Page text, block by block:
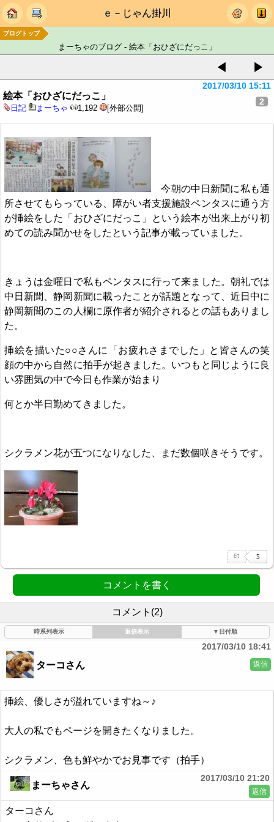
ｅ－じゃん掛川
ブログトップ
まーちゃのブログ - 絵本「おひざにだっこ」
◀ ▶
絵本「おひざにだっこ」
日記 まーちゃ 1,192 [外部公開]
2017/03/10 15:11
2
今朝の中日新聞に私も通
所させてもらっている、障がい者支援施設ペンタスに通う方
が挿絵をした「おひざにだっこ」という絵本が出来上がり初
めての読み聞かせをしたという記事が載っていました。
きょうは金曜日で私もペンタスに行って来ました。朝礼では
中日新聞、静岡新聞に載ったことが話題となって、近日中に
静岡新聞のこの人欄に原作者が紹介されるとの話もありまし
た。
挿絵を描いた○○さんに「お疲れさまでした」と皆さんの笑
顔の中から自然に拍手が起きました。いつもと同じように良
い雰囲気の中で今日も作業が始まり
何とか半日勤めてきました。
シクラメン花が五つになりなした、まだ数個咲きそうです。
コメントを書く
コメント(2)
時系列表示 返信表示 ▼日付順
ターコさん
2017/03/10 18:41
返信
挿絵、優しさが溢れていますね～♪
大人の私でもページを開きたくなりました。
シクラメン、色も鮮やかでお見事です（拍手）
まーちゃさん
2017/03/10 21:20
返信
ターコさん